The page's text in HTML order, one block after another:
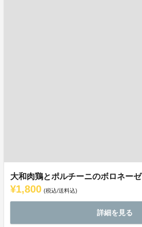
大和肉鶏とポルチーニのボロネーゼ
¥1,800 (税込/送料込)
詳細を見る